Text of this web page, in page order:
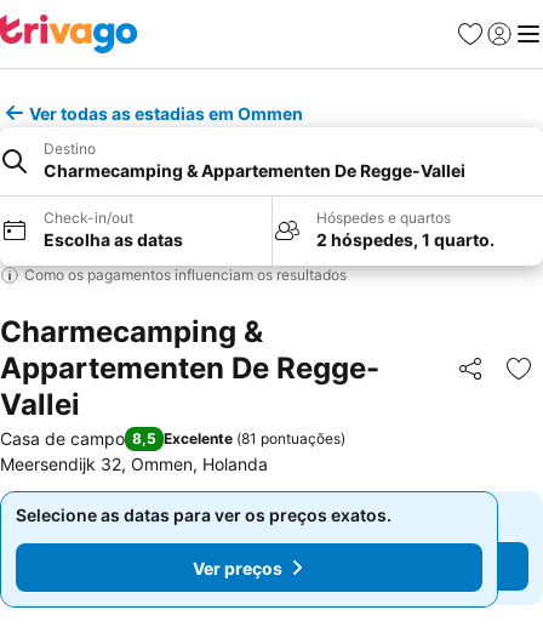
Favoritos
Iniciar
Ver todas as estadias em Ommen
Destino
Charmecamping & Appartementen De Regge-Vallei
Check-in/out
Escolha as datas
Hóspedes e quartos
2 hóspedes, 1 quarto.
Como os pagamentos influenciam os resultados
Charmecamping &
Appartementen De Regge-
Vallei
Partilhar
Casa de campo 8,5 Excelente (81 pontuações)
Meersendijk 32, Ommen, Holanda
Selecione as datas para ver os preços exatos.
Ver preços
Selecione as datas para ver os preços exatos.
Ver preços